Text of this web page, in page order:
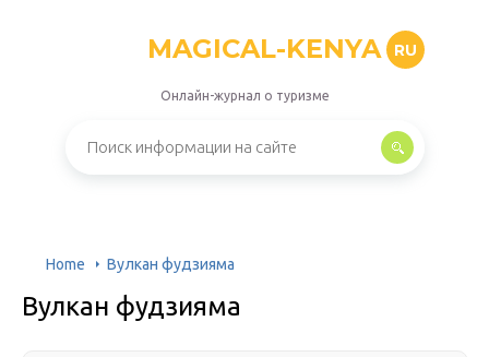
MAGICAL-KENYA RU
Онлайн-журнал о туризме
Home Вулкан фудзияма
Вулкан фудзияма